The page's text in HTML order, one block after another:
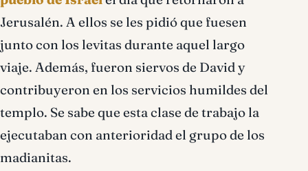
Jerusalén. A ellos se les pidió que fuesen
junto con los levitas durante aquel largo
viaje. Además, fueron siervos de David y
contribuyeron en los servicios humildes del
templo. Se sabe que esta clase de trabajo la
ejecutaban con anterioridad el grupo de los
madianitas.